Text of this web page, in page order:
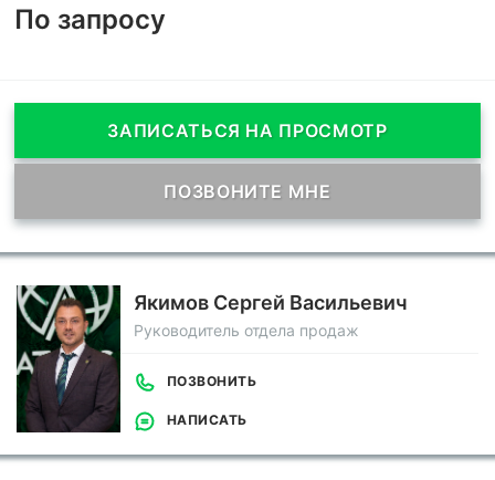
По запросу
ЗАПИСАТЬСЯ НА ПРОСМОТР
ПОЗВОНИТЕ МНЕ
Якимов Сергей Васильевич
Руководитель отдела продаж
ПОЗВОНИТЬ
НАПИСАТЬ